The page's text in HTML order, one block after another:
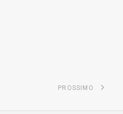
PROSSIMO